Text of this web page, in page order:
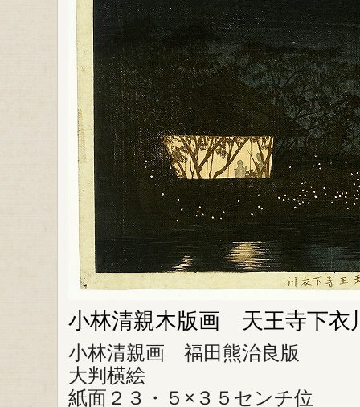
小林清親木版画 天王寺下衣
小林清親画 福田熊治良版
大判横絵
紙面２３・５×３５センチ位